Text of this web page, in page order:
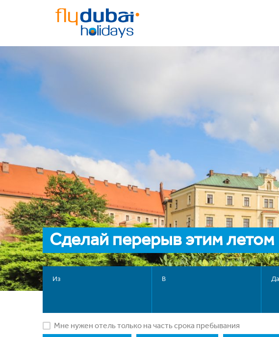
Сделай перерыв этим летом
Из В
Мне нужен отель только на часть срока пребывания